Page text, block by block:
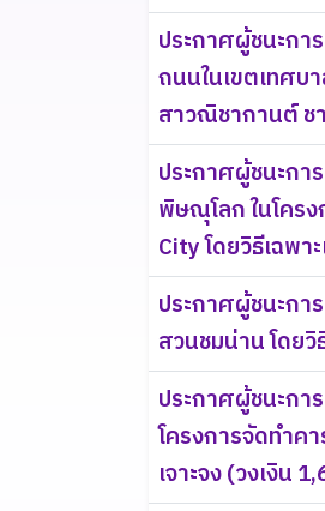
ประกาศผู้ชนะกา
ถนนในเขตเทศบ
สาวณิชากานต์ ช
ประกาศผู้ชนะกา
พิษณุโลก ในโคร
City โดยวิธีเฉพา
ประกาศผู้ชนะกา
สวนชมน่าน โดยวิ
ประกาศผู้ชนะกา
โครงการจัดทำค
เจาะจง (วงเงิน